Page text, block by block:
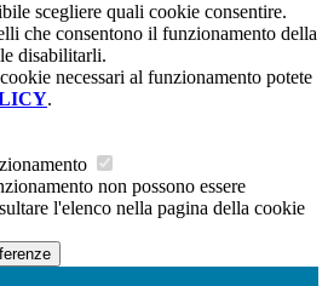
scegliere quali cookie consentire.
che consentono il funzionamento della
disabilitarli.
necessari al funzionamento potete
.
non possono essere
l'elenco nella pagina della cookie